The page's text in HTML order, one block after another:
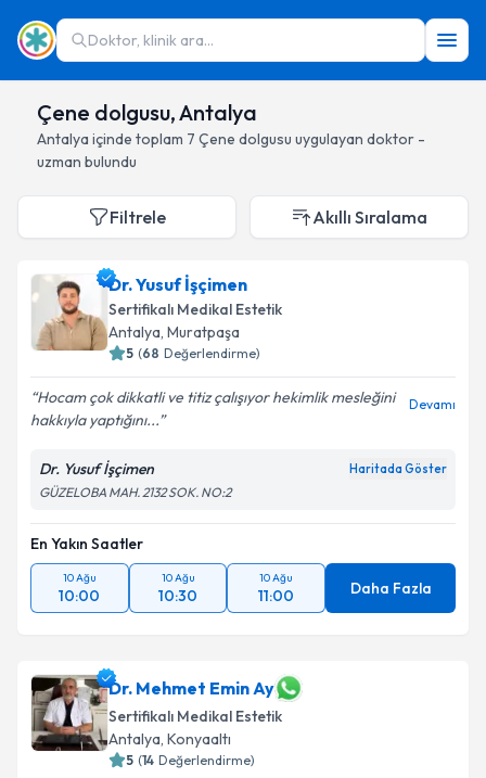
Doktor, klinik ara...
Çene dolgusu, Antalya
Antalya içinde toplam 7 Çene dolgusu uygulayan doktor -
uzman bulundu
Filtrele Akıllı Sıralama
Dr. Yusuf İşçimen
Sertifikalı Medikal Estetik
Antalya, Muratpaşa
5 (68 Değerlendirme)
Hocam çok dikkatli ve titiz çalışıyor hekimlik mesleğini
hakkıyla yaptığını...
Devamı
Dr. Yusuf İşçimen Haritada Göster
GÜZELOBA MAH. 2132 SOK. NO:2
En Yakın Saatler
10 Ağu
10:00
10 Ağu
10:30
10 Ağu
11:00 Daha Fazla
Dr. Mehmet Emin Ay
Sertifikalı Medikal Estetik
Antalya, Konyaaltı
5 (14 Değerlendirme)